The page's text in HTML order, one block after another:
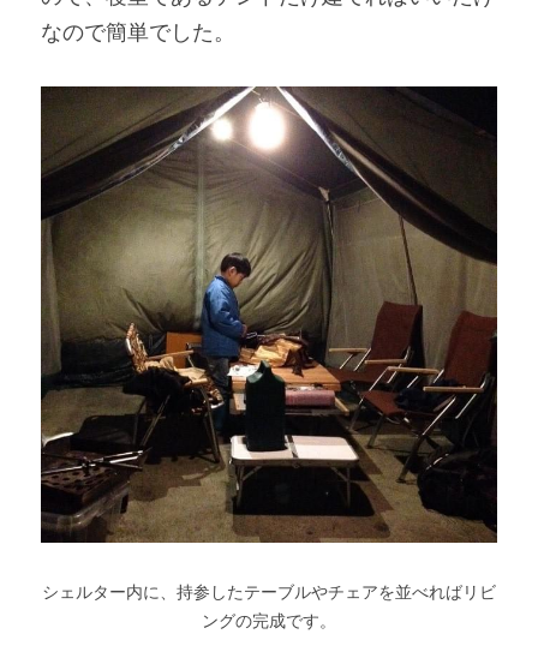
なので簡単でした。
シェルター内に、持参したテーブルやチェアを並べればリビ
ングの完成です。